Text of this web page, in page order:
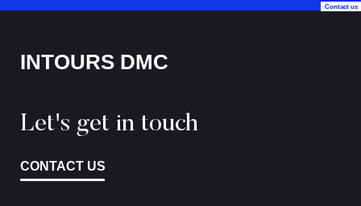
INTOURS DMC
Let's get in touch
CONTACT US
Contact us